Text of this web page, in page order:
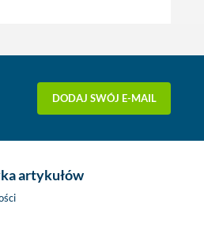
DODAJ SWÓJ E-MAIL
artykułów